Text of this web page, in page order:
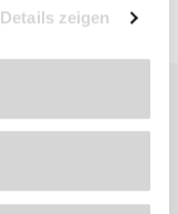
Details zeigen